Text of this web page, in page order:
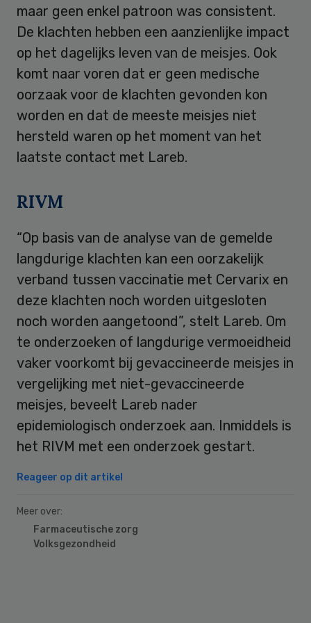
maar geen enkel patroon was consistent.
De klachten hebben een aanzienlijke impact
op het dagelijks leven van de meisjes. Ook
komt naar voren dat er geen medische
oorzaak voor de klachten gevonden kon
worden en dat de meeste meisjes niet
hersteld waren op het moment van het
laatste contact met Lareb.
RIVM
“Op basis van de analyse van de gemelde
langdurige klachten kan een oorzakelijk
verband tussen vaccinatie met Cervarix en
deze klachten noch worden uitgesloten
noch worden aangetoond”, stelt Lareb. Om
te onderzoeken of langdurige vermoeidheid
vaker voorkomt bij gevaccineerde meisjes in
vergelijking met niet-gevaccineerde
meisjes, beveelt Lareb nader
epidemiologisch onderzoek aan. Inmiddels is
het RIVM met een onderzoek gestart.
Reageer op dit artikel
Meer over:
Farmaceutische zorg
Volksgezondheid